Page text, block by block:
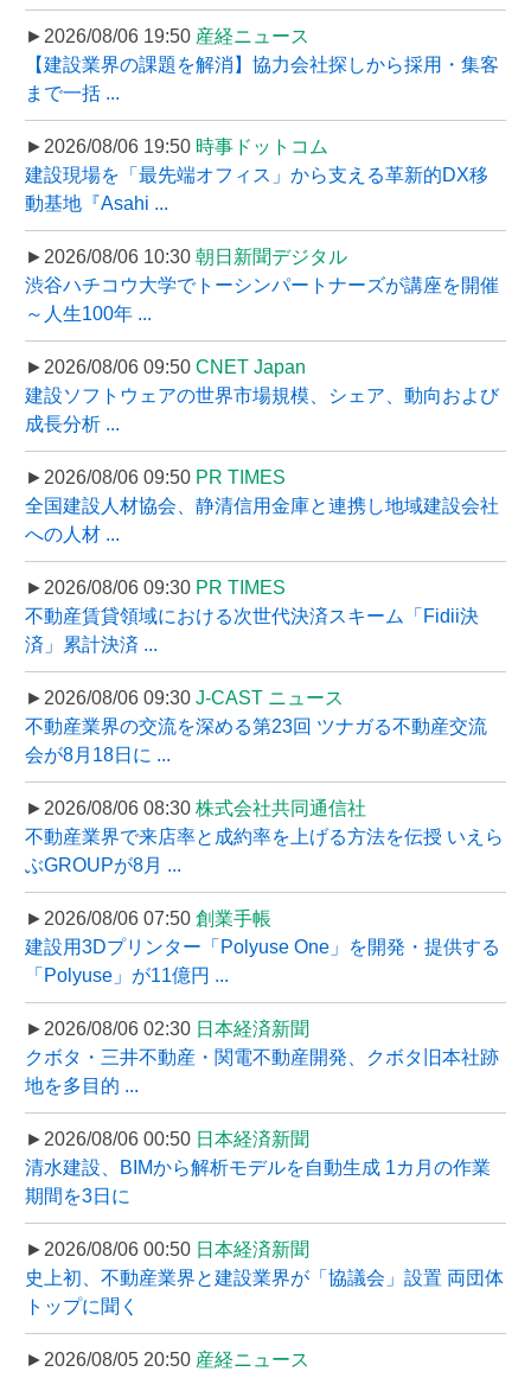
►2026/08/06 19:50 産経ニュース
【建設業界の課題を解消】協力会社探しから採用・集客
まで一括 ...
►2026/08/06 19:50 時事ドットコム
建設現場を「最先端オフィス」から支える革新的DX移
動基地『Asahi ...
►2026/08/06 10:30 朝日新聞デジタル
渋谷ハチコウ大学でトーシンパートナーズが講座を開催
～人生100年 ...
►2026/08/06 09:50 CNET Japan
建設ソフトウェアの世界市場規模、シェア、動向および
成長分析 ...
►2026/08/06 09:50 PR TIMES
全国建設人材協会、静清信用金庫と連携し地域建設会社
への人材 ...
►2026/08/06 09:30 PR TIMES
不動産賃貸領域における次世代決済スキーム「Fidii決
済」累計決済 ...
►2026/08/06 09:30 J-CAST ニュース
不動産業界の交流を深める第23回 ツナガる不動産交流
会が8月18日に ...
►2026/08/06 08:30 株式会社共同通信社
不動産業界で来店率と成約率を上げる方法を伝授 いえら
ぶGROUPが8月 ...
►2026/08/06 07:50 創業手帳
建設用3Dプリンター「Polyuse One」を開発・提供する
「Polyuse」が11億円 ...
►2026/08/06 02:30 日本経済新聞
クボタ・三井不動産・関電不動産開発、クボタ旧本社跡
地を多目的 ...
►2026/08/06 00:50 日本経済新聞
清水建設、BIMから解析モデルを自動生成 1カ月の作業
期間を3日に
►2026/08/06 00:50 日本経済新聞
史上初、不動産業界と建設業界が「協議会」設置 両団体
トップに聞く
►2026/08/05 20:50 産経ニュース